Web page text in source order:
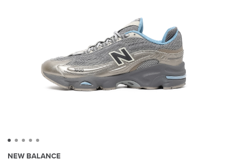
NEW BALANCE